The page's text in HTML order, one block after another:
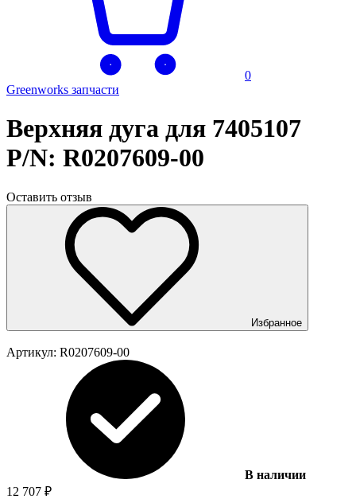
0
Greenworks запчасти
Верхняя дуга для 7405107
P/N: R0207609-00
Оставить отзыв
Избранное
Артикул: R0207609-00
В наличии
12 707 ₽